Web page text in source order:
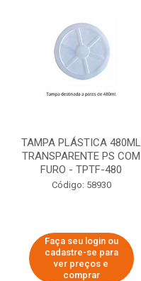
TAMPA PLÁSTICA 480ML
TRANSPARENTE PS COM
FURO - TPTF-480
Código: 58930
Faça seu login ou
cadastre-se para
ver preços e
comprar